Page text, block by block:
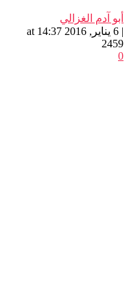
أبو آدم الغزالي
| 6 يناير, 2016 at 14:37
2459
0